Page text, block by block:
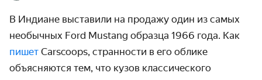
В Индиане выставили на продажу один из самых
необычных Ford Mustang образца 1966 года. Как
пишет Carscoops, странности в его облике
объясняются тем, что кузов классического